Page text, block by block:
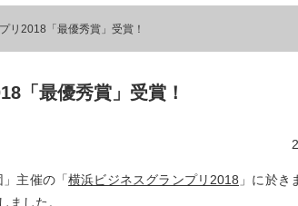
リ2018「最優秀賞」受賞！
「最優秀賞」受賞！
」主催の「横浜ビジネスグランプリ2018 」に於き
ました。